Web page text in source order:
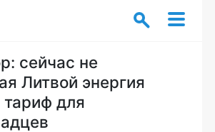
сейчас не
Литвой энергия
для